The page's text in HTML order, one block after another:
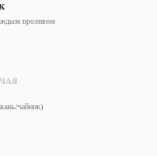
проливом
чайник)